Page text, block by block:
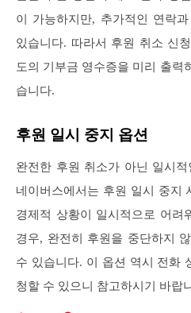
이 가능하지만, 추가적인 연락
있습니다. 따라서 후원 취소 신
도의 기부금 영수증을 미리 출력
습니다.
후원 일시 중지 옵션
완전한 후원 취소가 아닌 일시
네이버스에서는 후원 일시 중지
경제적 상황이 일시적으로 어려
경우, 완전히 후원을 중단하지
수 있습니다. 이 옵션 역시 전화
청할 수 있으니 참고하시기 바랍